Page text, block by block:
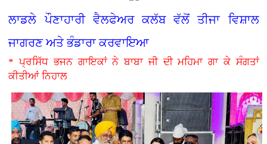
ਲਾਡਲੇ ਪੌਣਾਹਾਰੀ ਵੈਲਫੇਅਰ ਕਲੱਬ ਵੱਲੋਂ ਤੀਜਾ ਵਿਸ਼ਾਲ
ਜਾਗਰਣ ਅਤੇ ਭੰਡਾਰਾ ਕਰਵਾਇਆ
* ਪ੍ਰਸਿੱਧ ਭਜਨ ਗਾਇਕਾਂ ਨੇ ਬਾਬਾ ਜੀ ਦੀ ਮਹਿਮਾ ਗਾ ਕੇ ਸੰਗਤਾਂ
ਕੀਤੀਆਂ ਨਿਹਾਲ